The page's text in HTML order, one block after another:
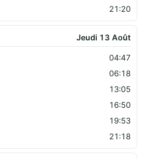
21:20
Jeudi 13 Août
04:47
06:18
13:05
16:50
19:53
21:18